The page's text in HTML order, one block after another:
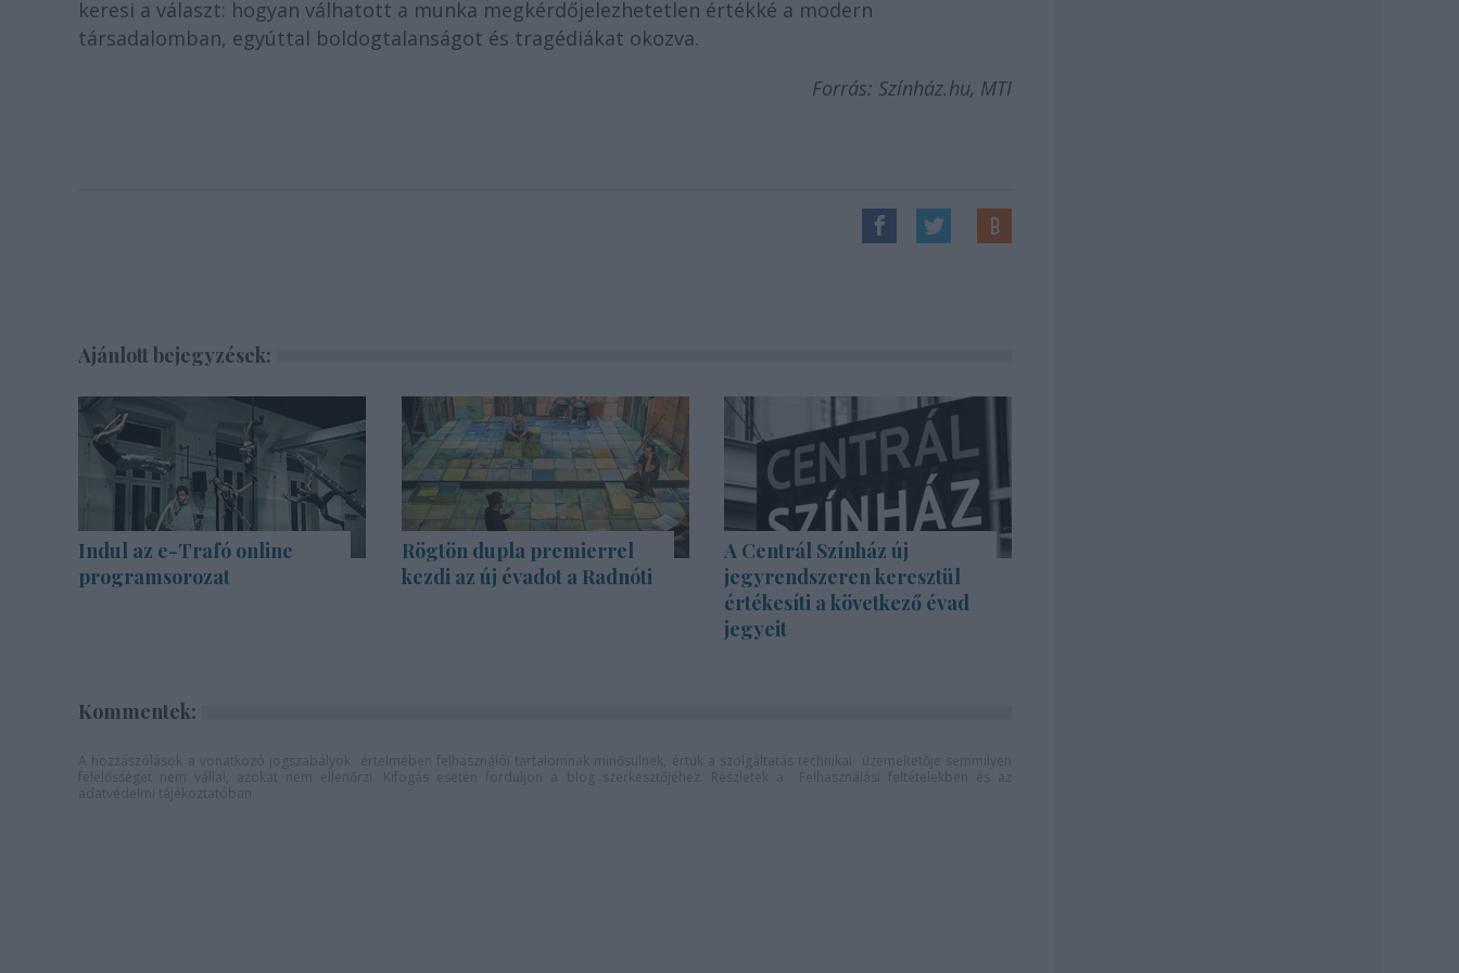
keresi a választ: hogyan válhatott a munka megkérdőjelezhetetlen értékké a modern
társadalomban, egyúttal boldogtalanságot és tragédiákat okozva.
Forrás: Színház.hu, MTI
Ajánlott bejegyzések:
Indul az e-Trafó online
programsorozat
Rögtön dupla premierrel
kezdi az új évadot a Radnóti
A Centrál Színház új
jegyrendszeren keresztül
értékesíti a következő évad
jegyeit
Kommentek: